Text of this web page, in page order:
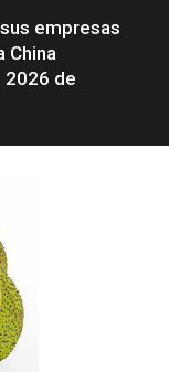
empresas
China
2026 de